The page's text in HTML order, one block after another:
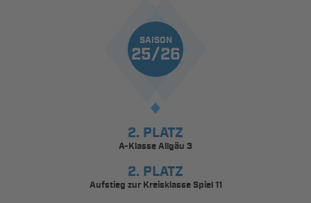
SAISON
25/26
2. PLATZ
A-Klasse Allgäu 3
2. PLATZ
Aufstieg zur Kreisklasse Spiel 11